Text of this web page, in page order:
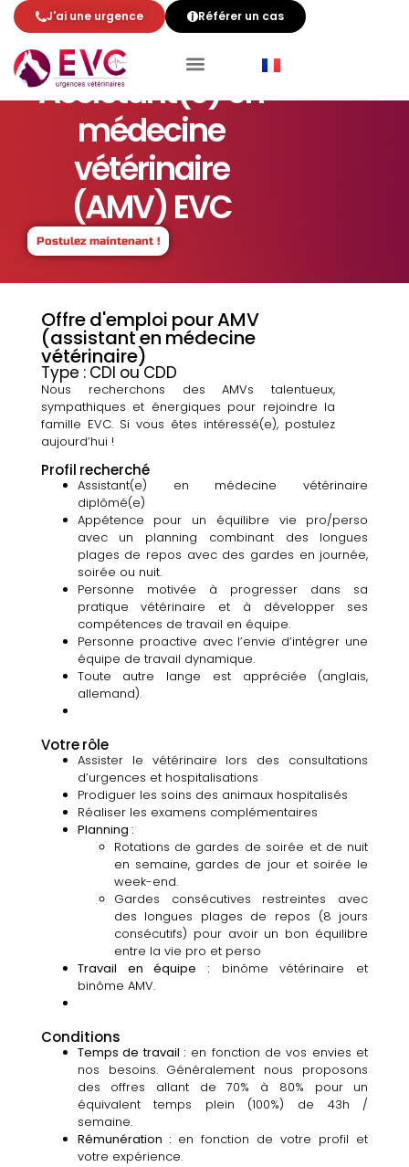
J'ai une urgence Référer un cas
Assistant(e) en
médecine
vétérinaire
(AMV) EVC
Postulez maintenant !
Offre d'emploi pour AMV
(assistant en médecine
vétérinaire)
Type : CDI ou CDD
Nous recherchons des AMVs talentueux,
sympathiques et énergiques pour rejoindre la
famille EVC. Si vous êtes intéressé(e), postulez
aujourd’hui !
Profil recherché
Assistant(e) en médecine vétérinaire
diplômé(e)
Appétence pour un équilibre vie pro/perso
avec un planning combinant des longues
plages de repos avec des gardes en journée,
soirée ou nuit.
Personne motivée à progresser dans sa
pratique vétérinaire et à développer ses
compétences de travail en équipe.
Personne proactive avec l’envie d’intégrer une
équipe de travail dynamique.
Toute autre lange est appréciée (anglais,
allemand).
Votre rôle
Assister le vétérinaire lors des consultations
d’urgences et hospitalisations
Prodiguer les soins des animaux hospitalisés
Réaliser les examens complémentaires
Planning :
Rotations de gardes de soirée et de nuit
en semaine, gardes de jour et soirée le
week-end.
Gardes consécutives restreintes avec
des longues plages de repos (8 jours
consécutifs) pour avoir un bon équilibre
entre la vie pro et perso
Travail en équipe : binôme vétérinaire et
binôme AMV.
Conditions
Temps de travail : en fonction de vos envies et
nos besoins. Généralement nous proposons
des offres allant de 70% à 80% pour un
équivalent temps plein (100%) de 43h /
semaine.
Rémunération : en fonction de votre profil et
votre expérience.